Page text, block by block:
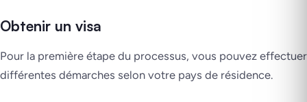
Obtenir un visa
Pour la première étape du processus, vous pouvez effectuer
différentes démarches selon votre pays de résidence.